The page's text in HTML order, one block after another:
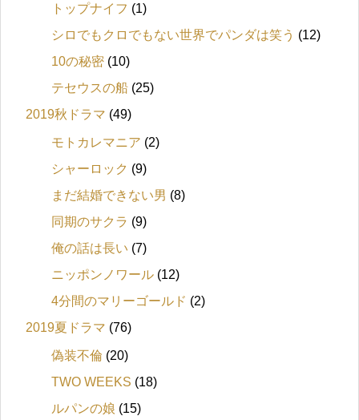
トップナイフ (1)
シロでもクロでもない世界でパンダは笑う (12)
10の秘密 (10)
テセウスの船 (25)
2019秋ドラマ (49)
モトカレマニア (2)
シャーロック (9)
まだ結婚できない男 (8)
同期のサクラ (9)
俺の話は長い (7)
ニッポンノワール (12)
4分間のマリーゴールド (2)
2019夏ドラマ (76)
偽装不倫 (20)
TWO WEEKS (18)
ルパンの娘 (15)